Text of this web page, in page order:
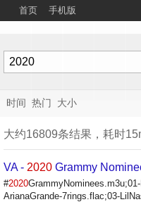
首页 手机版
时间 热门 大小
大约16809条结果，耗时
VA - 2020 Grammy
#2020
ArianaGrande-7rings.flac;03-